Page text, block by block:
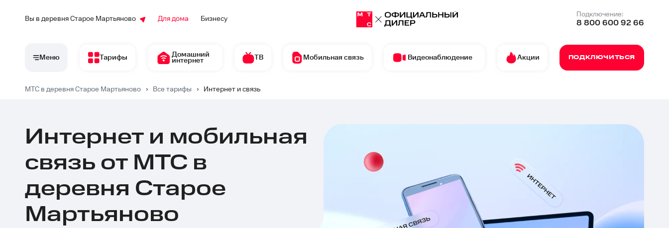
Вы в деревня Старое Мартьяново Для дома Бизнесу
Подключение:
8 800 600 92 66
Меню Тарифы Домашний
интернет ТВ Мобильная связь Видеонаблюдение Акции ПОДКЛЮЧИТЬСЯ
МТС в деревня Старое Мартьяново › Все тарифы › Интернет и связь
Интернет и мобильная
связь от МТС в
деревня Старое
Мартьяново